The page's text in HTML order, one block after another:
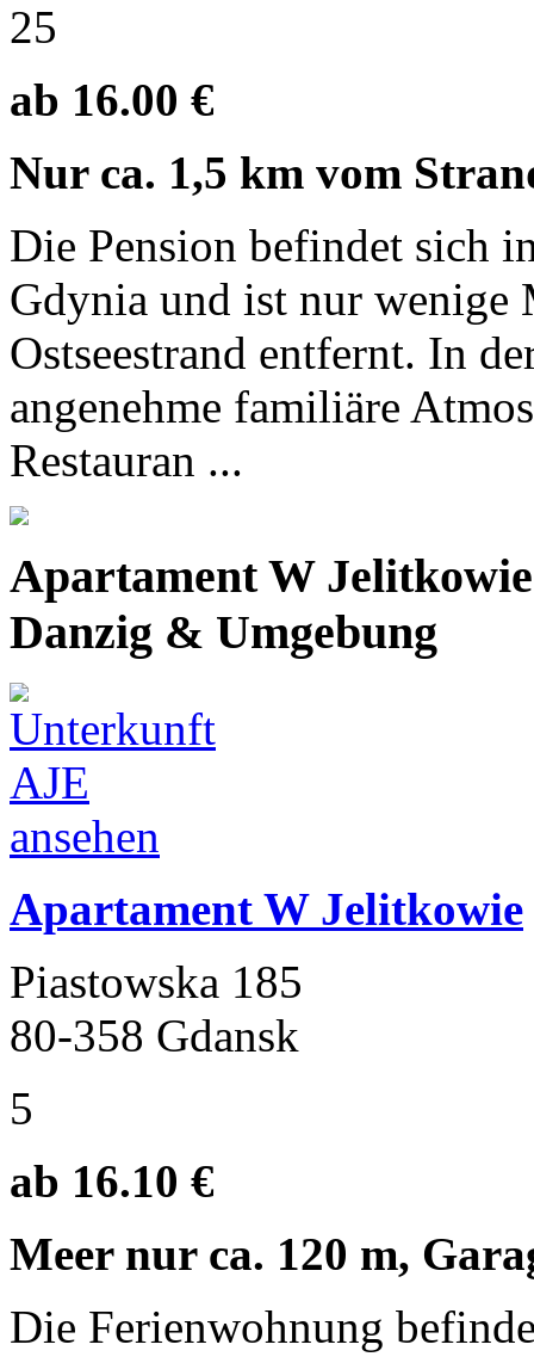
25
ab 16.00 €
Nur ca. 1,5 km vom
Die Pension befindet sich
Gdynia und ist nur wenige
Ostseestrand entfernt. In
angenehme familiäre
Restauran ...
Apartament W
Danzig & Umgebung
Apartament W Jelitkowie
Piastowska 185
80-358 Gdansk
5
ab 16.10 €
Meer nur ca. 120 m,
Die Ferienwohnung